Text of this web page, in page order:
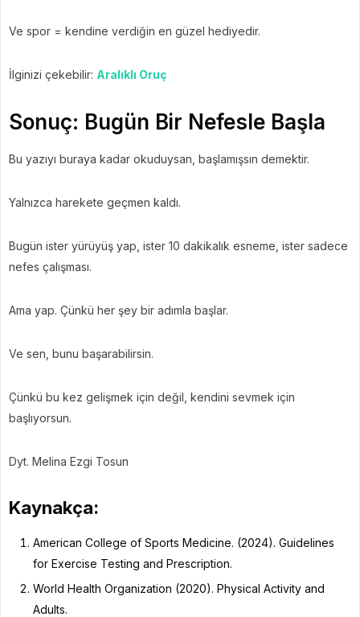
Ve spor = kendine verdiğin en güzel hediyedir.
İlginizi çekebilir: Aralıklı Oruç
Sonuç: Bugün Bir Nefesle Başla
Bu yazıyı buraya kadar okuduysan, başlamışsın demektir.
Yalnızca harekete geçmen kaldı.
Bugün ister yürüyüş yap, ister 10 dakikalık esneme, ister sadece
nefes çalışması.
Ama yap. Çünkü her şey bir adımla başlar.
Ve sen, bunu başarabilirsin.
Çünkü bu kez gelişmek için değil, kendini sevmek için
başlıyorsun.
Dyt. Melina Ezgi Tosun
Kaynakça:
American College of Sports Medicine. (2024). Guidelines
for Exercise Testing and Prescription.
World Health Organization (2020). Physical Activity and
Adults.